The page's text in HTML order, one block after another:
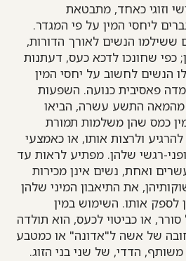
וזוגי כאחד, מתבטאת
ליחסי המין על פי המגדר.
ששילמו הנשים לאורך הדורות,
כפי שחונכו לדכא כעס, דעתנות
הנשים לחשוב על יחסי המין
פאסיבית כנועה. השפעות
מהמאה התשע עשרה, הביאו
כמס שהן משלמות תמורת
ולרצות אותו, או כאמצעי
רגשי שלהן. מפתיע לראות עד
ואחת, נשים אינן מכירות
את התיאבון המיני שלהן
לספק אותו. השימוש במין
או כביטוי לכעס, הוא תולדה
של אשה ל"אדונה" או כמטבע
הדדי, של שני בני הזוג.